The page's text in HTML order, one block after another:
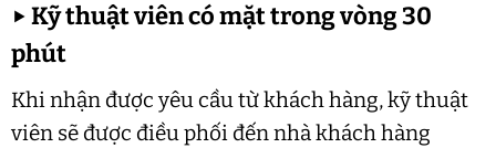
▶Kỹ thuật viên có mặt trong vòng 30
phút
Khi nhận được yêu cầu từ khách hàng, kỹ thuật
viên sẽ được điều phối đến nhà khách hàng